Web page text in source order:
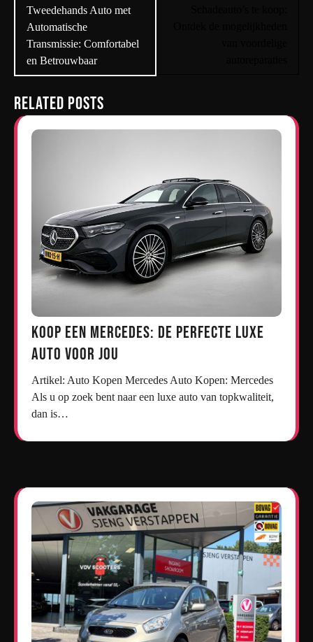
navigatie
Tweedehands Auto met
Automatische
Transmissie: Comfortabel
en Betrouwbaar
Related Posts
Koop een Mercedes: De Perfecte Luxe
Auto voor Jou
Artikel: Auto Kopen Mercedes Auto Kopen: Mercedes
Als u op zoek bent naar een luxe auto van topkwaliteit,
dan is…